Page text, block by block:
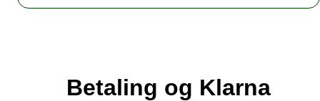
Betaling og Klarna